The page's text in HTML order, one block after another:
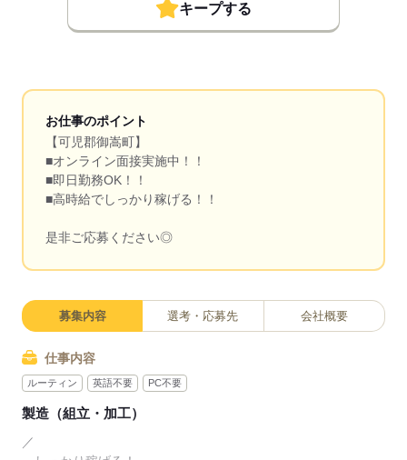
キープする
お仕事のポイント
【可児郡御嵩町】
■オンライン面接実施中！！
■即日勤務OK！！
■高時給でしっかり稼げる！！
是非ご応募ください◎
募集内容 選考・応募先 会社概要
仕事内容
ルーティン 英語不要 PC不要
製造（組立・加工）
／